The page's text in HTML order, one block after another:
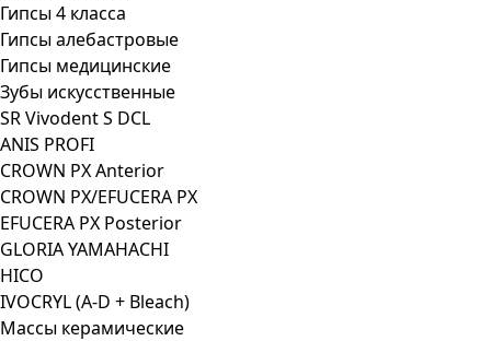
Гипсы 4 класса
Гипсы алебастровые
Гипсы медицинские
Зубы искусственные
SR Vivodent S DCL
ANIS PROFI
CROWN PX Anterior
CROWN PX/EFUCERA PX
EFUCERA PX Posterior
GLORIA YAMAHACHI
HICO
IVOCRYL (A-D + Bleach)
Массы керамические